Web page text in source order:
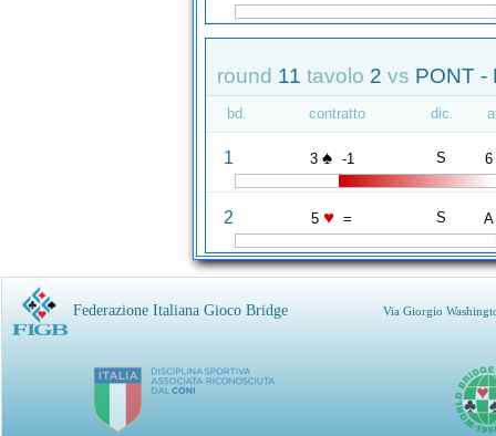
round 11 tavolo 2 vs PONT -
bd. contratto dic.
1 3 ♠ -1 S 6
2 5 ♥ = S A
Federazione Italiana Gioco Bridge Via Giorgio